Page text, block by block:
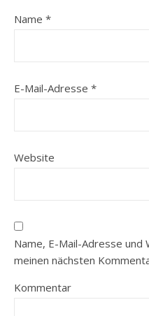
Name *
E-Mail-Adresse *
Website
Name, E-Mail-Adresse
meinen nächsten
Kommentar